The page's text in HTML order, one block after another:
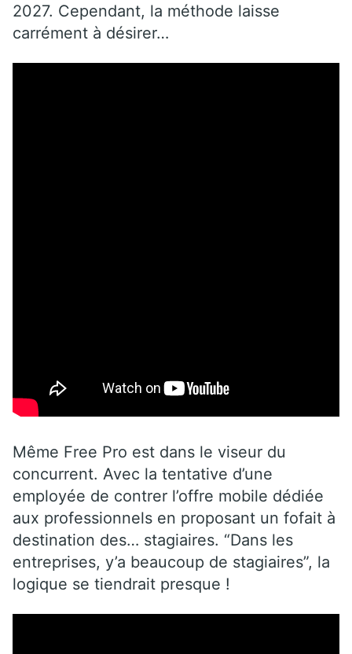
2027. Cependant, la méthode laisse
carrément à désirer…
Même Free Pro est dans le viseur du
concurrent. Avec la tentative d’une
employée de contrer l’offre mobile dédiée
aux professionnels en proposant un fofait à
destination des… stagiaires. “Dans les
entreprises, y’a beaucoup de stagiaires”, la
logique se tiendrait presque !